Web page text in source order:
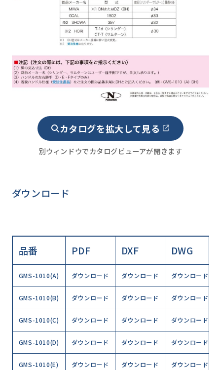
カタログを拡大して見る
別ウィンドウでカタログビューアが開きます
ダウンロード
品番 PDF DXF DWG
GMS-1010(A) ダウンロード ダウンロード ダウンロード
GMS-1010(B) ダウンロード ダウンロード ダウンロード
GMS-1010(C) ダウンロード ダウンロード ダウンロード
GMS-1010(D) ダウンロード ダウンロード ダウンロード
GMS-1010(E) ダウンロード ダウンロード ダウンロード